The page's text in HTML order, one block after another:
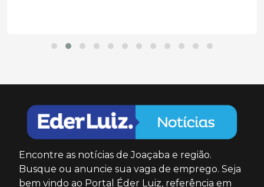
Encontre as notícias de Joaçaba e região.
Busque ou anuncie sua vaga de emprego. Seja
bem vindo ao Portal Éder Luiz, referência em